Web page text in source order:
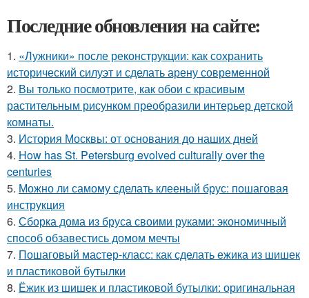
Последние обновления на сайте:
1. «Лужники» после реконструкции: как сохранить
исторический силуэт и сделать арену современной
2. Вы только посмотрите, как обои с красивым
растительным рисунком преобразили интерьер детской
комнаты.
3. История Москвы: от основания до наших дней
4. How has St. Petersburg evolved culturally over the
centuries
5. Можно ли самому сделать клееный брус: пошаговая
инструкция
6. Сборка дома из бруса своими руками: экономичный
способ обзавестись домом мечты
7. Пошаговый мастер-класс: как сделать ежика из шишек
и пластиковой бутылки
8. Ёжик из шишек и пластиковой бутылки: оригинальная